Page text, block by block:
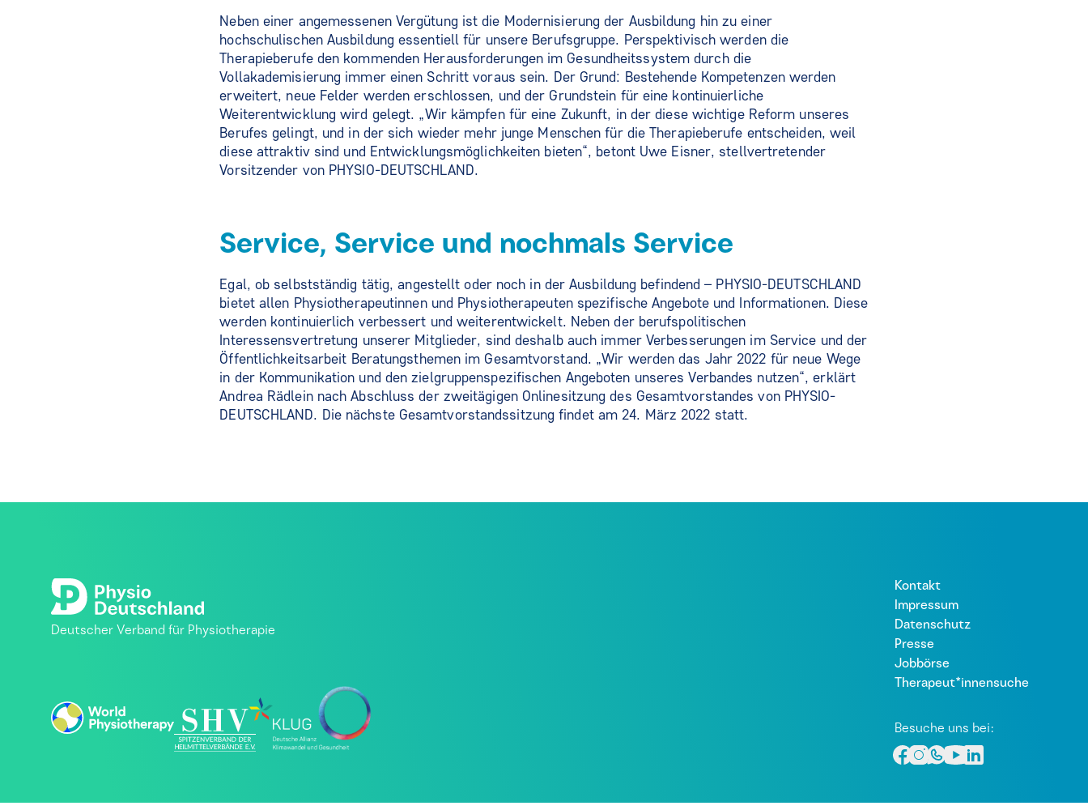
Neben einer angemessenen Vergütung ist die Modernisierung der Ausbildung hin zu einer
hochschulischen Ausbildung essentiell für unsere Berufsgruppe. Perspektivisch werden die
Therapieberufe den kommenden Herausforderungen im Gesundheitssystem durch die
Vollakademisierung immer einen Schritt voraus sein. Der Grund: Bestehende Kompetenzen werden
erweitert, neue Felder werden erschlossen, und der Grundstein für eine kontinuierliche
Weiterentwicklung wird gelegt. „Wir kämpfen für eine Zukunft, in der diese wichtige Reform unseres
Berufes gelingt, und in der sich wieder mehr junge Menschen für die Therapieberufe entscheiden, weil
diese attraktiv sind und Entwicklungsmöglichkeiten bieten“, betont Uwe Eisner, stellvertretender
Vorsitzender von PHYSIO-DEUTSCHLAND.
Service, Service und nochmals Service
Egal, ob selbstständig tätig, angestellt oder noch in der Ausbildung befindend – PHYSIO-DEUTSCHLAND
bietet allen Physiotherapeutinnen und Physiotherapeuten spezifische Angebote und Informationen. Diese
werden kontinuierlich verbessert und weiterentwickelt. Neben der berufspolitischen
Interessensvertretung unserer Mitglieder, sind deshalb auch immer Verbesserungen im Service und der
Öffentlichkeitsarbeit Beratungsthemen im Gesamtvorstand. „Wir werden das Jahr 2022 für neue Wege
in der Kommunikation und den zielgruppenspezifischen Angeboten unseres Verbandes nutzen“, erklärt
Andrea Rädlein nach Abschluss der zweitägigen Onlinesitzung des Gesamtvorstandes von PHYSIO-
DEUTSCHLAND. Die nächste Gesamtvorstandssitzung findet am 24. März 2022 statt.
Deutscher Verband für Physiotherapie
Kontakt
Impressum
Datenschutz
Presse
Jobbörse
Therapeut*innensuche
Besuche uns bei: